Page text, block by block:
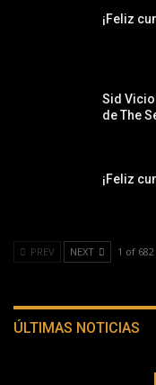
¡Feliz
Sid
de The
¡Feliz
PREV NEXT 1 of 682
ÚLTIMAS NOTICIAS